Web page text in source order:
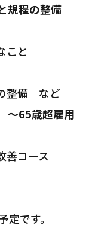
規程の整備
こと
整備 など
～65歳超雇用
善コース
です。